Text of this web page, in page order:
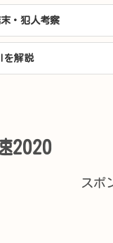
・犯人考察
を解説
2020
スポ